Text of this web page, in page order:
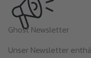
Ghost Newsletter
Unser Newsletter